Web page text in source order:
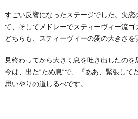
すごい反響になったステージでした。失恋
て、そしてメドレーでスティーヴィー流ゴ
どちらも、スティーヴィーの愛の大きさを
見終わってから大きく息を吐き出したのを
今は、出た”ため息”で、『ああ、緊張して
思いやりの道しるべです。